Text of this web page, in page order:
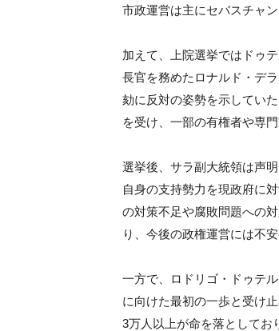
市政運営は主にセバスチャ
加えて、上院選挙ではドゥ
長官を務めたロナルド・デ
劾に反対の姿勢を示してい
を受け、一部の有権者や専
選挙後、サラ副大統領は声
自身の支持勢力を現政府に
の対策不足や腐敗問題への
り、今後の政権運営には不
一方で、ロドリゴ・ドゥテ
に向けた最初の一歩と受け
3万人以上が命を落としてお